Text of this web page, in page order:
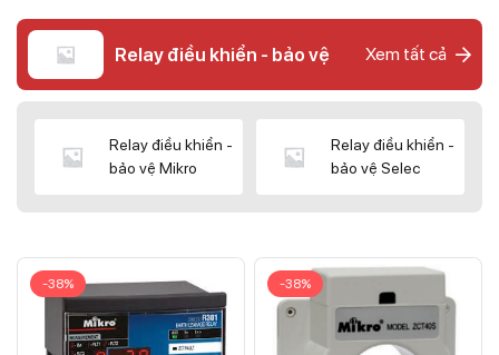
Relay điều khiển - bảo vệ Xem tất cả
Relay điều khiển -
bảo vệ Mikro
Relay điều khiển -
bảo vệ Selec
-38% -38%